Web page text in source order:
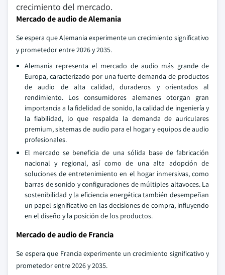
crecimiento del mercado.
Mercado de audio de Alemania
Se espera que Alemania experimente un crecimiento significativo
y prometedor entre 2026 y 2035.
Alemania representa el mercado de audio más grande de
Europa, caracterizado por una fuerte demanda de productos
de audio de alta calidad, duraderos y orientados al
rendimiento. Los consumidores alemanes otorgan gran
importancia a la fidelidad de sonido, la calidad de ingeniería y
la fiabilidad, lo que respalda la demanda de auriculares
premium, sistemas de audio para el hogar y equipos de audio
profesionales.
El mercado se beneficia de una sólida base de fabricación
nacional y regional, así como de una alta adopción de
soluciones de entretenimiento en el hogar inmersivas, como
barras de sonido y configuraciones de múltiples altavoces. La
sostenibilidad y la eficiencia energética también desempeñan
un papel significativo en las decisiones de compra, influyendo
en el diseño y la posición de los productos.
Mercado de audio de Francia
Se espera que Francia experimente un crecimiento significativo y
prometedor entre 2026 y 2035.